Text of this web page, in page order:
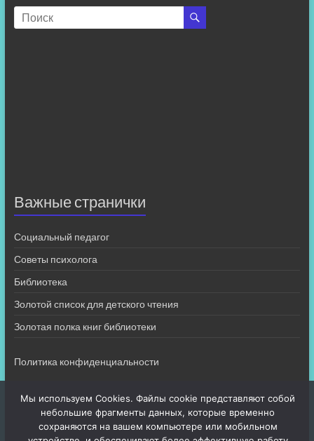
Важные странички
Социальный педагог
Советы психолога
Библиотека
Золотой список для детского чтения
Золотая полка книг библиотеки
Политика конфиденциальности
Мы используем Cookies. Файлы cookie представляют собой
небольшие фрагменты данных, которые временно
сохраняются на вашем компьютере или мобильном